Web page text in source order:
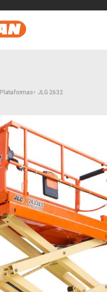
Plataformas JLG 2632